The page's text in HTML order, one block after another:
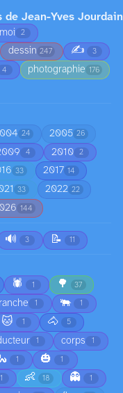
Jean-Yves Jourdain
2
dessin 247 ✍️ 3
4 photographie 176
24 2005 26
4 2010 2
33 2017 14
33 2022 22
144
🔊 3 📝 11
🕷️ 1 🌳 37
1 🐃 1
🐱 1 🐴 5
1 corps 1
1 🎃 1
1 👶 18 👻 1